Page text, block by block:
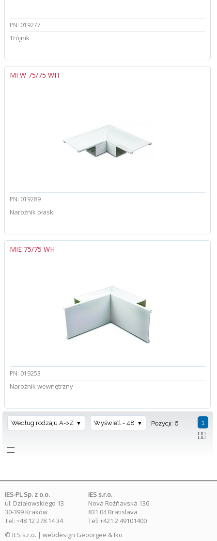
PN: 019277
Trójnik
MFW 75/75 WH
PN: 019289
Narożnik płaski
MIE 75/75 WH
PN: 019253
Narożnik wewnętrzny
1
Według rodzaju A->Z Wyświetl - 48 Pozycji: 6
IES-PL Sp. z o.o.
ul. Działowskiego 13
30-399 Kraków
Tel: +48 12 278 14 34
IES s.r.o.
Nová Rožňavská 136
831 04 Bratislava
Tel: +421 2 49101400
© IES s.r.o. | webdesign Geoorgee & Iko